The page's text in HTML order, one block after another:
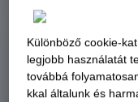
Különböző cookie-
legjobb használatát
továbbá
kkal általunk és